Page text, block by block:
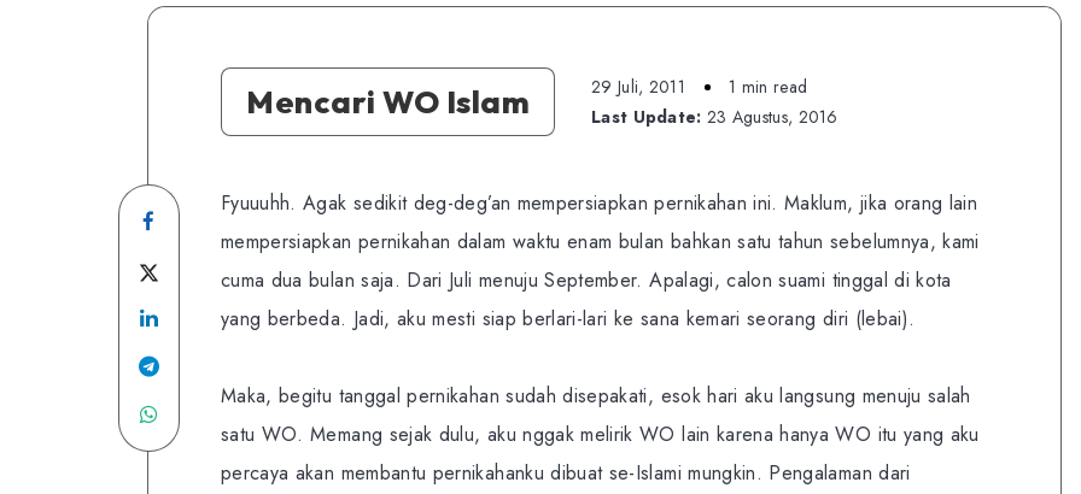
Mencari WO Islam 29 Juli, 2011
1 min read
Last Update: 23 Agustus, 2016
Share
on
Facebook
Twitter
Share
on
Linkedin
Share
Share
Fyuuuhh. Agak sedikit deg-deg’an mempersiapkan pernikahan ini. Maklum, jika orang lain
mempersiapkan pernikahan dalam waktu enam bulan bahkan satu tahun sebelumnya, kami
cuma dua bulan saja. Dari Juli menuju September. Apalagi, calon suami tinggal di kota
yang berbeda. Jadi, aku mesti siap berlari-lari ke sana kemari seorang diri (lebai).
Maka, begitu tanggal pernikahan sudah disepakati, esok hari aku langsung menuju salah
satu WO. Memang sejak dulu, aku nggak melirik WO lain karena hanya WO itu yang aku
percaya akan membantu pernikahanku dibuat se-Islami mungkin. Pengalaman dari